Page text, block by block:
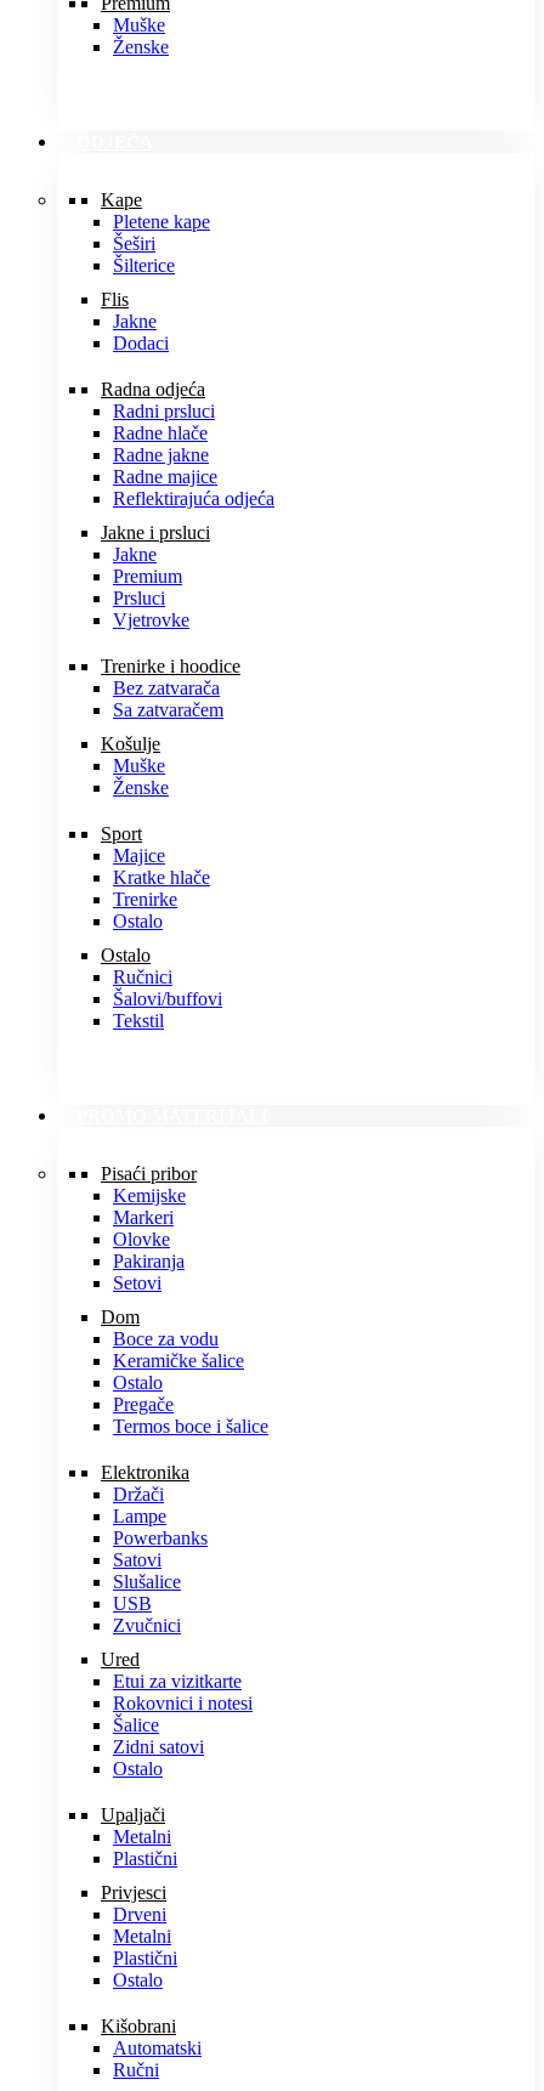
Muške
Ženske
Kape
Pletene kape
Šeširi
Šilterice
Flis
Jakne
Dodaci
Radna odjeća
Radni prsluci
Radne hlače
Radne jakne
Radne majice
Reflektirajuća odjeća
Jakne i prsluci
Jakne
Premium
Prsluci
Vjetrovke
Trenirke i hoodice
Bez zatvarača
Sa zatvaračem
Košulje
Muške
Ženske
Sport
Majice
Kratke hlače
Trenirke
Ostalo
Ostalo
Ručnici
Šalovi/buffovi
Tekstil
Pisaći pribor
Kemijske
Markeri
Olovke
Pakiranja
Setovi
Dom
Boce za vodu
Keramičke šalice
Ostalo
Pregače
Termos boce i šalice
Elektronika
Držači
Lampe
Powerbanks
Satovi
Slušalice
USB
Zvučnici
Ured
Etui za vizitkarte
Rokovnici i notesi
Šalice
Zidni satovi
Ostalo
Upaljači
Metalni
Plastični
Privjesci
Drveni
Metalni
Plastični
Ostalo
Kišobrani
Automatski
Ručni